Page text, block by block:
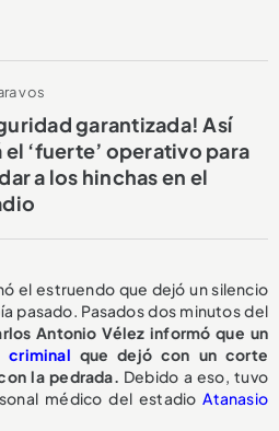
vos
garantizada! Así
el ‘fuerte’ operativo para
a los hinchas en el
el estruendo que dejó un silencio
pasado. Pasados dos minutos del
Antonio Vélez informó que un
criminal que dejó con un corte
la pedrada. Debido a eso, tuvo
médico del estadioAtanasio